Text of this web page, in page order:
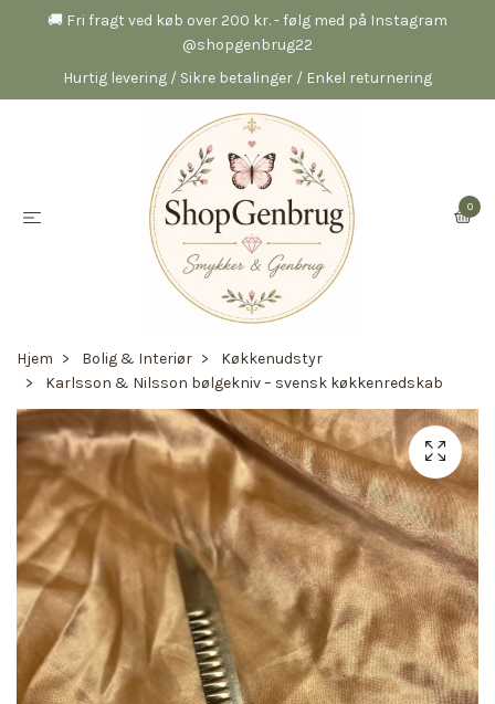
🚚 Fri fragt ved køb over 200 kr. - følg med på Instagram
@shopgenbrug22
Hurtig levering / Sikre betalinger / Enkel returnering
0
Hjem Bolig & Interiør
Køkkenudstyr
Karlsson & Nilsson bølgekniv – svensk køkkenredskab